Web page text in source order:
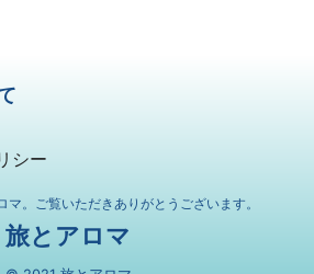
シー
マ。ご覧いただきありがとうございます。
旅とアロマ